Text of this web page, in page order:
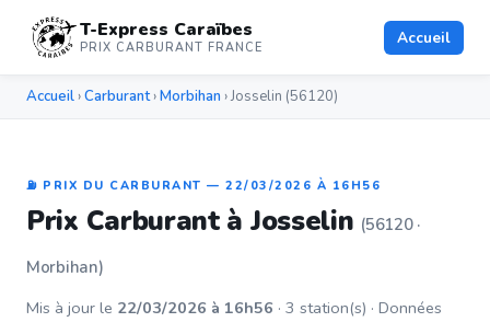
T-Express Caraïbes
PRIX CARBURANT FRANCE Accueil
Accueil ›Carburant›Morbihan › Josselin (56120)
⛽ PRIX DU CARBURANT — 22/03/2026 À 16H56
Prix Carburant à Josselin (56120 ·
Morbihan)
Mis à jour le 22/03/2026 à 16h56 · 3 station(s) · Données